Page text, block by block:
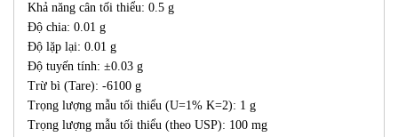
Khả năng cân tối thiểu: 0.5 g
Độ chia: 0.01 g
Độ lặp lại: 0.01 g
Độ tuyến tính: ±0.03 g
Trừ bì (Tare): -6100 g
Trọng lượng mẫu tối thiểu (U=1% K=2): 1 g
Trọng lượng mẫu tối thiểu (theo USP): 100 mg